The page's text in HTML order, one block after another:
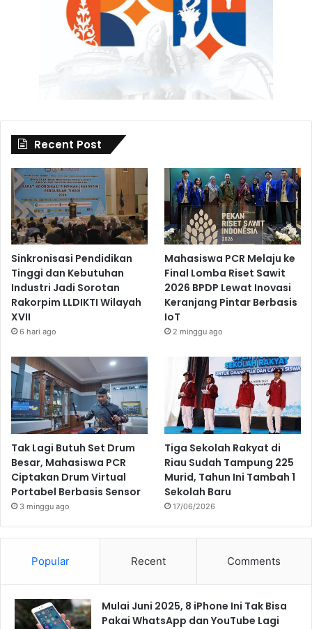
Recent Post
Sinkronisasi Pendidikan
Tinggi dan Kebutuhan
Industri Jadi Sorotan
Rakorpim LLDIKTI Wilayah
XVII
6 hari ago
Mahasiswa PCR Melaju ke
Final Lomba Riset Sawit
2026 BPDP Lewat Inovasi
Keranjang Pintar Berbasis
IoT
2 minggu ago
Tak Lagi Butuh Set Drum
Besar, Mahasiswa PCR
Ciptakan Drum Virtual
Portabel Berbasis Sensor
3 minggu ago
Tiga Sekolah Rakyat di
Riau Sudah Tampung 225
Murid, Tahun Ini Tambah 1
Sekolah Baru
17/06/2026
Popular Recent Comments
Mulai Juni 2025, 8 iPhone Ini Tak Bisa
Pakai WhatsApp dan YouTube Lagi